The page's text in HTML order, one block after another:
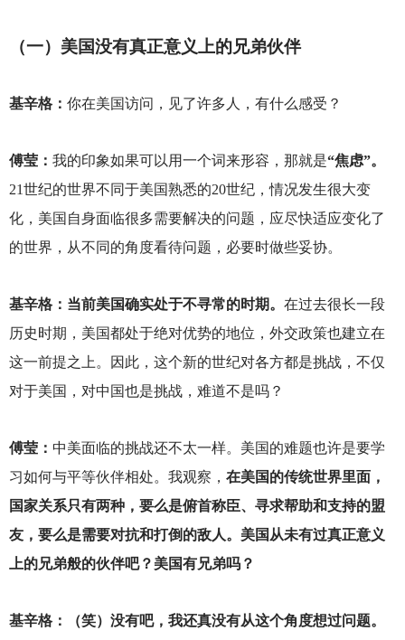
（一）美国没有真正意义上的兄弟伙伴
基辛格： 你在美国访问，见了许多人，有什么感受？
傅莹： 我的印象如果可以用一个词来形容，那就是“焦虑”。
21世纪的世界不同于美国熟悉的20世纪，情况发生很大变
化，美国自身面临很多需要解决的问题，应尽快适应变化了
的世界，从不同的角度看待问题，必要时做些妥协。
基辛格：当前美国确实处于不寻常的时期。 在过去很长一段
历史时期，美国都处于绝对优势的地位，外交政策也建立在
这一前提之上。因此，这个新的世纪对各方都是挑战，不仅
对于美国，对中国也是挑战，难道不是吗？
傅莹： 中美面临的挑战还不太一样。美国的难题也许是要学
习如何与平等伙伴相处。我观察， 在美国的传统世界里面，
国家关系只有两种，要么是俯首称臣、寻求帮助和支持的盟
友，要么是需要对抗和打倒的敌人。美国从未有过真正意义
上的兄弟般的伙伴吧？美国有兄弟吗？
基辛格：（笑）没有吧，我还真没有从这个角度想过问题。